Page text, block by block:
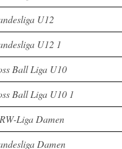
U12
U12 1
Ball Liga U10
Ball Liga U10 1
Liga Damen
Damen